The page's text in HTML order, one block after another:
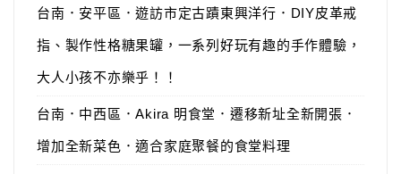
台南．安平區．遊訪市定古蹟東興洋行．DIY皮革戒
指、製作性格糖果罐，一系列好玩有趣的手作體驗，
大人小孩不亦樂乎！！
台南．中西區．Akira 明食堂．遷移新址全新開張．
增加全新菜色．適合家庭聚餐的食堂料理